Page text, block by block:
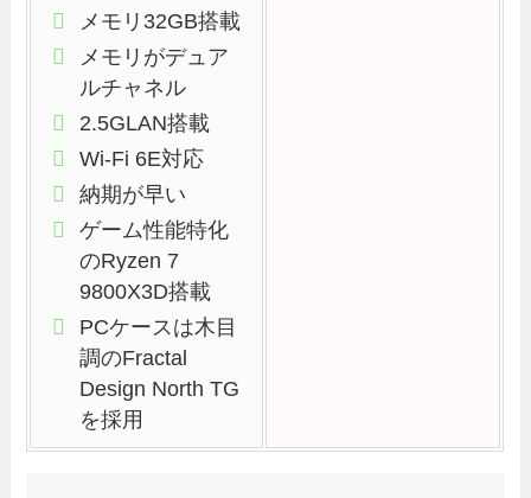
メモリ32GB搭載
メモリがデュア
ルチャネル
2.5GLAN搭載
Wi-Fi 6E対応
納期が早い
ゲーム性能特化
のRyzen 7
9800X3D搭載
PCケースは木目
調のFractal
Design North TG
を採用